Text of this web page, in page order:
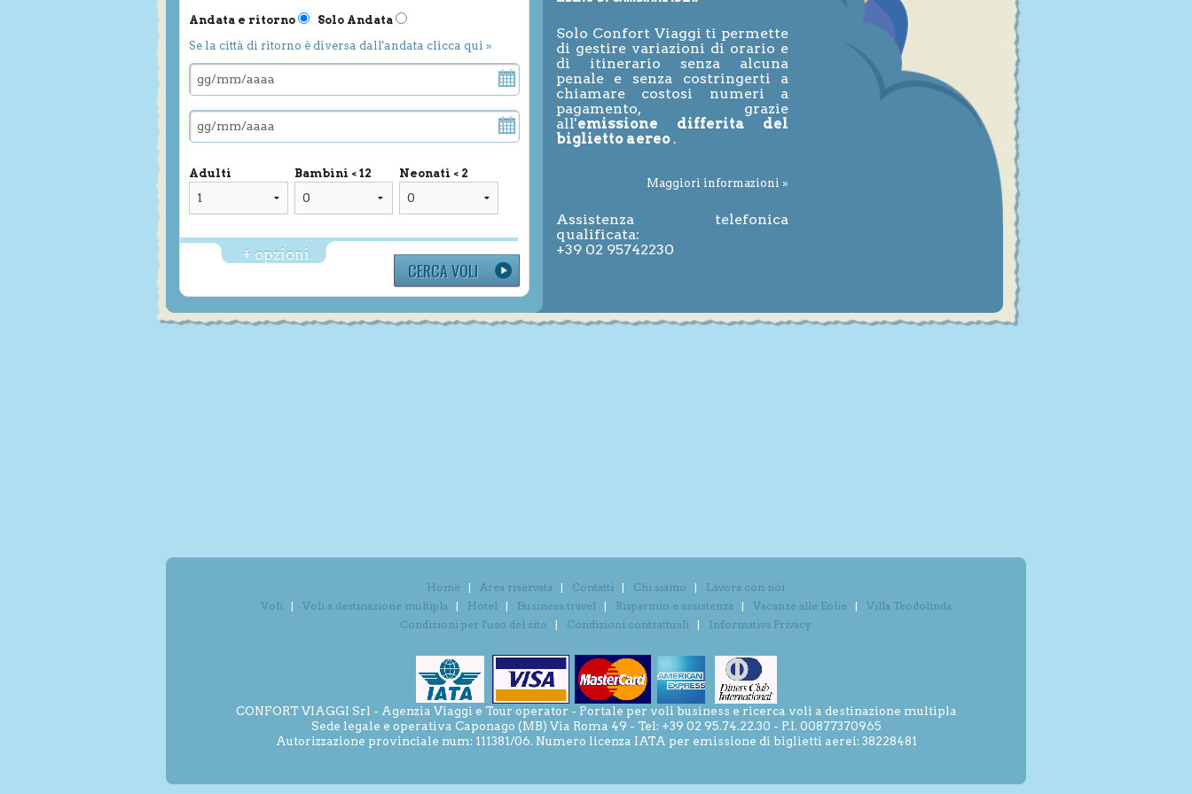
Andata e ritorno
Solo Andata
Se la città di ritorno è diversa dall'andata clicca qui »
Adulti Bambini < 12 Neonati < 2
+ opzioni
Solo Confort Viaggi ti permette
di gestire variazioni di orario e
di itinerario senza alcuna
penale e senza costringerti a
chiamare costosi numeri a
pagamento, grazie
all'emissione differita del
biglietto aereo .
Maggiori informazioni »
Assistenza telefonica
qualificata:
+39 02 95742230
Home Area riservata Contatti Chi siamo
Lavora con noi
Voli
Voli a destinazione multipla Hotel Business travel Risparmio e assistenza Vacanze alle Eolie
Villa Teodolinda
Condizioni per l'uso del sito
Condizioni contrattuali Informativa Privacy
CONFORT VIAGGI Srl - Agenzia Viaggi e Tour operator - Portale per voli business e ricerca voli a destinazione multipla
Sede legale e operativa Caponago (MB) Via Roma 49 - Tel: +39 02 95.74.22.30 - P.I. 00877370965
Autorizzazione provinciale num: 111381/06. Numero licenza IATA per emissione di biglietti aerei: 38228481